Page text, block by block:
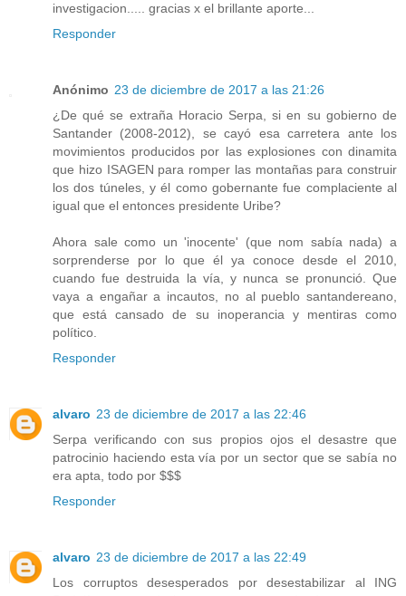
investigacion..... gracias x el brillante aporte...
Responder
Anónimo 23 de diciembre de 2017 a las 21:26
¿De qué se extraña Horacio Serpa, si en su gobierno de
Santander (2008-2012), se cayó esa carretera ante los
movimientos producidos por las explosiones con dinamita
que hizo ISAGEN para romper las montañas para construir
los dos túneles, y él como gobernante fue complaciente al
igual que el entonces presidente Uribe?
Ahora sale como un 'inocente' (que nom sabía nada) a
sorprenderse por lo que él ya conoce desde el 2010,
cuando fue destruida la vía, y nunca se pronunció. Que
vaya a engañar a incautos, no al pueblo santandereano,
que está cansado de su inoperancia y mentiras como
político.
Responder
alvaro 23 de diciembre de 2017 a las 22:46
Serpa verificando con sus propios ojos el desastre que
patrocinio haciendo esta vía por un sector que se sabía no
era apta, todo por $$$
Responder
alvaro 23 de diciembre de 2017 a las 22:49
Los corruptos desesperados por desestabilizar al ING